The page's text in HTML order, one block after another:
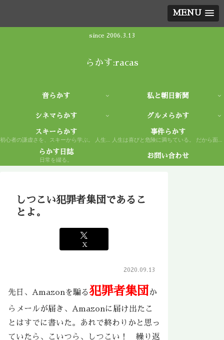
MENU
since 2006.3.13
らかす:racas
音らかす 私と朝日新聞
シネマらかす グルメらかす
スキーらかす
初心者の謙虚さを、スキーから学ぶ。 人生もまた然り。
事件らかす
人生は喜びと危険に満ちている。 だから面白い。
らかす日誌
日常を綴る。
お問い合わせ
しつこい犯罪者集団であるこ
とよ。
X
2020.09.13
先日、Amazonを騙る犯罪者集団 か
らメールが届き、Amazonに届け出たこ
とはすでに書いた。あれで終わりかと思っ
ていたら、こいつら、しつこい！ 繰り返